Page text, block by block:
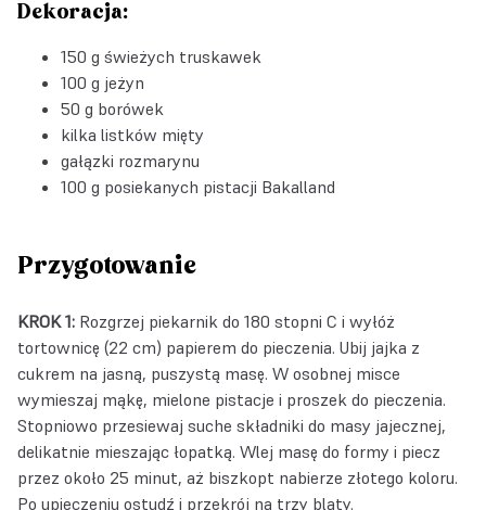
Dekoracja:
150 g świeżych truskawek
100 g jeżyn
50 g borówek
kilka listków mięty
gałązki rozmarynu
100 g posiekanych pistacji Bakalland
Przygotowanie
KROK 1: Rozgrzej piekarnik do 180 stopni C i wyłóż
tortownicę (22 cm) papierem do pieczenia. Ubij jajka z
cukrem na jasną, puszystą masę. W osobnej misce
wymieszaj mąkę, mielone pistacje i proszek do pieczenia.
Stopniowo przesiewaj suche składniki do masy jajecznej,
delikatnie mieszając łopatką. Wlej masę do formy i piecz
przez około 25 minut, aż biszkopt nabierze złotego koloru.
Po upieczeniu ostudź i przekrój na trzy blaty.